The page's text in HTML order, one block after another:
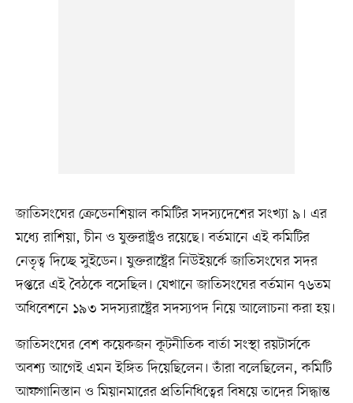
জাতিসংঘের ক্রেডেনশিয়াল কমিটির সদস্যদেশের সংখ্যা ৯। এর
মধ্যে রাশিয়া, চীন ও যুক্তরাষ্ট্রও রয়েছে। বর্তমানে এই কমিটির
নেতৃত্ব দিচ্ছে সুইডেন। যুক্তরাষ্ট্রের নিউইয়র্কে জাতিসংঘের সদর
দপ্তরে এই বৈঠকে বসেছিল। যেখানে জাতিসংঘের বর্তমান ৭৬তম
অধিবেশনে ১৯৩ সদস্যরাষ্ট্রের সদস্যপদ নিয়ে আলোচনা করা হয়।
জাতিসংঘের বেশ কয়েকজন কূটনীতিক বার্তা সংস্থা রয়টার্সকে
অবশ্য আগেই এমন ইঙ্গিত দিয়েছিলেন। তাঁরা বলেছিলেন, কমিটি
আফগানিস্তান ও মিয়ানমারের প্রতিনিধিত্বের বিষয়ে তাদের সিদ্ধান্ত